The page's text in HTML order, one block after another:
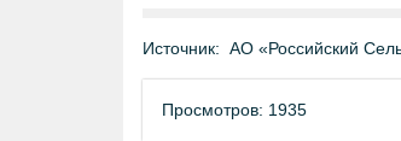
Источник: АО «Российский
Просмотров: 1935